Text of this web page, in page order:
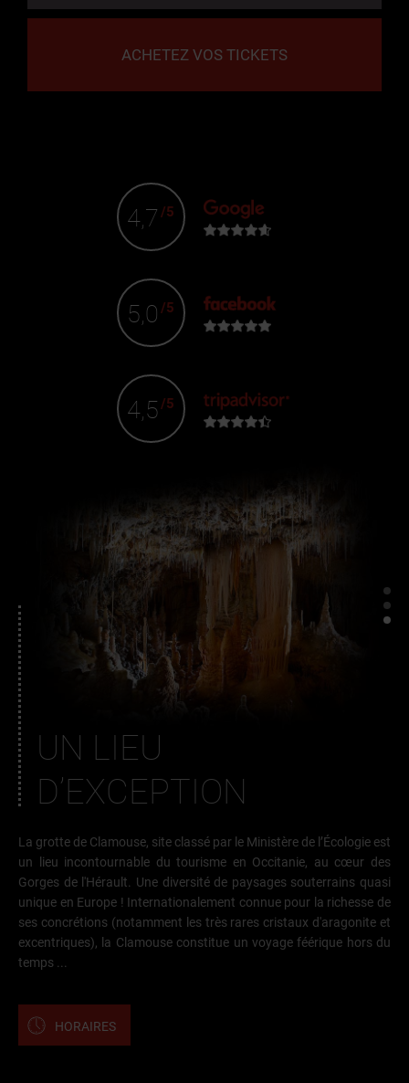
ACHETEZ VOS TICKETS
4,7 /5
5,0 /5
4,5/5
UN LIEU
D’EXCEPTION
La grotte de Clamouse, site classé par le Ministère de l’Écologie est
un lieu incontournable du tourisme en Occitanie, au cœur des
Gorges de l'Hérault. Une diversité de paysages souterrains quasi
unique en Europe ! Internationalement connue pour la richesse de
ses concrétions (notamment les très rares cristaux d'aragonite et
excentriques), la Clamouse constitue un voyage féérique hors du
temps ...
HORAIRES